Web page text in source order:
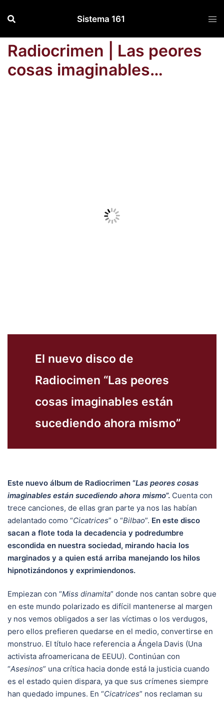
Sistema 161
Radiocrimen | Las peores
cosas imaginables…
El nuevo disco de
Radiocimen “Las peores
cosas imaginables están
sucediendo ahora mismo”
Este nuevo álbum de Radiocrimen “Las peores cosas
imaginables están sucediendo ahora mismo”. Cuenta con
trece canciones, de ellas gran parte ya nos las habían
adelantado como “Cicatrices” o “Bilbao”. En este disco
sacan a flote toda la decadencia y podredumbre
escondida en nuestra sociedad, mirando hacia los
marginados y a quien está arriba manejando los hilos
hipnotizándonos y exprimiendonos.
Empiezan con “Miss dinamita” donde nos cantan sobre que
en este mundo polarizado es difícil mantenerse al margen
y nos vemos obligados a ser las víctimas o los verdugos,
pero ellos prefieren quedarse en el medio, convertirse en
monstruo. El título hace referencia a Ángela Davis (Una
activista afroamericana de EEUU). Continúan con
“Asesinos” una crítica hacia donde está la justicia cuando
es el estado quien dispara, ya que sus crímenes siempre
han quedado impunes. En “Cicatrices” nos reclaman su